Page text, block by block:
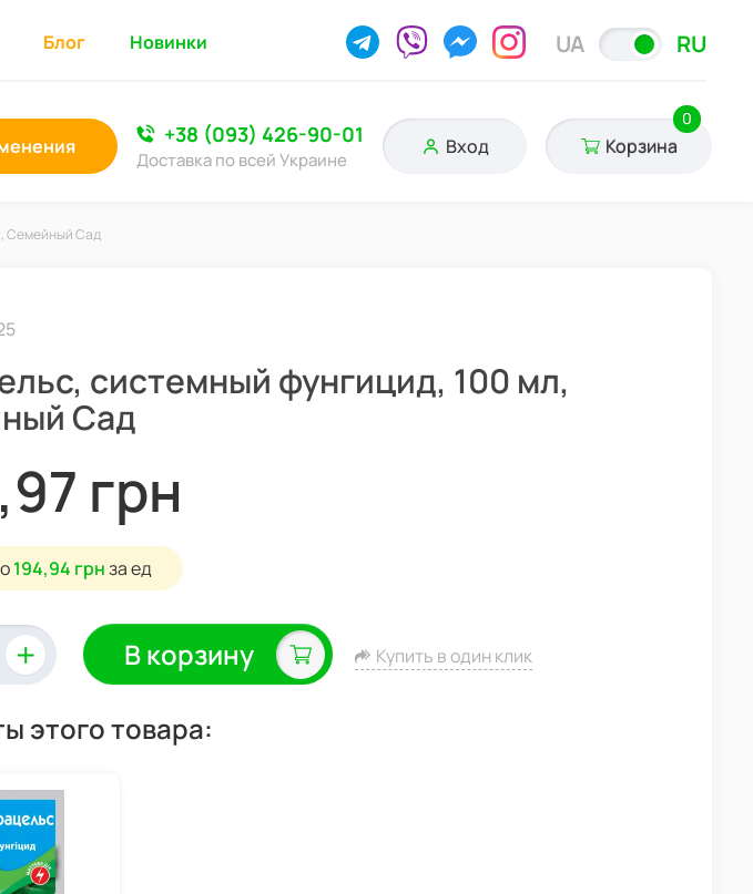
Блог Новинки UA RU
+38 (093) 426-90-01
Доставка по всей Украине
Вход Корзина
0
Семейный Сад
системный фунгицид, 100 мл,
Сад
грн
194,94 грнза ед
+ В корзину Купить в один клик
этого товара: